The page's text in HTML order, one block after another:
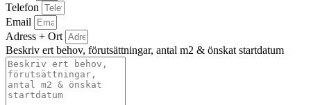
Telefon
Email
Adress + Ort
Beskriv ert behov, förutsättningar, antal m2 & önskat startdatum